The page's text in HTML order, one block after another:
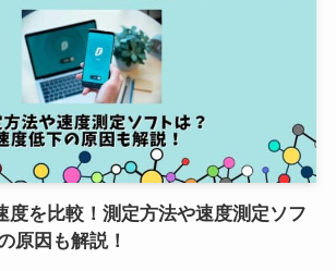
度を比較！測定方法や速度測定ソフ
原因も解説！